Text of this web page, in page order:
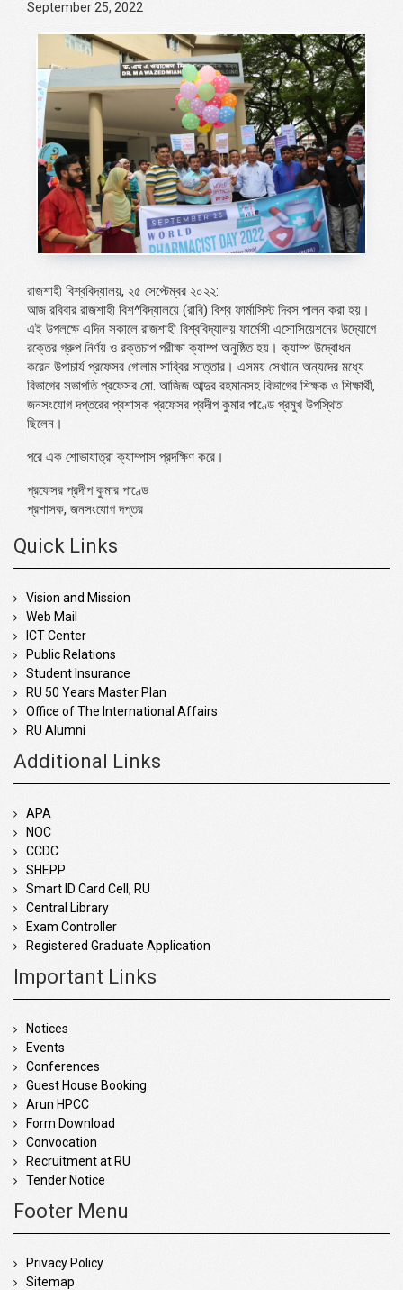
September 25, 2022
রাজশাহী বিশ্ববিদ্যালয়, ২৫ সেপ্টেম্বর ২০২২:
আজ রবিবার রাজশাহী বিশ^বিদ্যালয়ে (রাবি) বিশ্ব ফার্মাসিস্ট দিবস পালন করা হয়।
এই উপলক্ষে এদিন সকালে রাজশাহী বিশ্ববিদ্যালয় ফার্মেসী এসোসিয়েশনের উদ্যোগে
রক্তের গ্রুপ নির্ণয় ও রক্তচাপ পরীক্ষা ক্যাম্প অনুষ্ঠিত হয়। ক্যাম্প উদ্বোধন
করেন উপাচার্য প্রফেসর গোলাম সাব্বির সাত্তার। এসময় সেখানে অন্যদের মধ্যে
বিভাগের সভাপতি প্রফেসর মো. আজিজ আব্দুর রহমানসহ বিভাগের শিক্ষক ও শিক্ষার্থী,
জনসংযোগ দপ্তরের প্রশাসক প্রফেসর প্রদীপ কুমার পাণ্ডে প্রমুখ উপস্থিত
ছিলেন।
পরে এক শোভাযাত্রা ক্যাম্পাস প্রদক্ষিণ করে।
প্রফেসর প্রদীপ কুমার পাণ্ডে
প্রশাসক, জনসংযোগ দপ্তর
Quick Links
Vision and Mission
Web Mail
ICT Center
Public Relations
Student Insurance
RU 50 Years Master Plan
Office of The International Affairs
RU Alumni
Additional Links
APA
NOC
CCDC
SHEPP
Smart ID Card Cell, RU
Central Library
Exam Controller
Registered Graduate Application
Important Links
Notices
Events
Conferences
Guest House Booking
Arun HPCC
Form Download
Convocation
Recruitment at RU
Tender Notice
Footer Menu
Privacy Policy
Sitemap